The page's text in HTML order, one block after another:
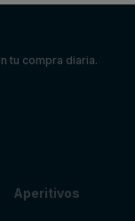
tu compra diaria.
Aperitivos